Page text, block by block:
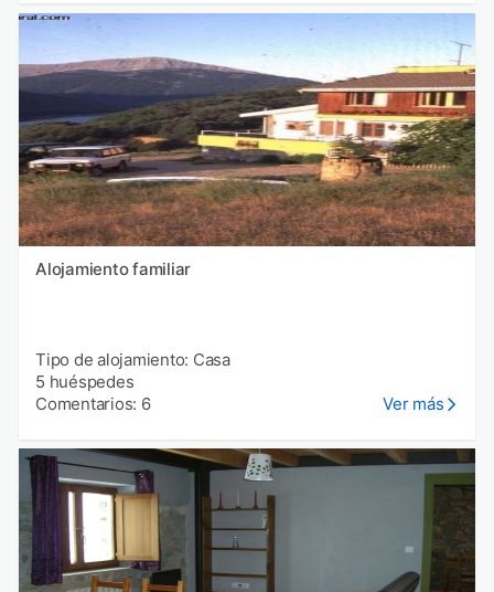
Alojamiento familiar
Tipo de alojamiento: Casa
5 huéspedes
Comentarios: 6
Ver más